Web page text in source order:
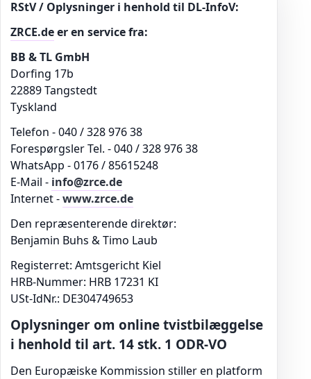
RStV / Oplysninger i henhold til DL-InfoV:
ZRCE.deer en service fra:
BB & TL GmbH
Dorfing 17b
22889 Tangstedt
Tyskland
Telefon - 040 / 328 976 38
Forespørgsler Tel. - 040 / 328 976 38
WhatsApp - 0176 / 85615248
E-Mail - info@zrce.de
Internet -www.zrce.de
Den repræsenterende direktør:
Benjamin Buhs & Timo Laub
Registerret: Amtsgericht Kiel
HRB-Nummer: HRB 17231 KI
USt-IdNr.: DE304749653
Oplysninger om online tvistbilæggelse
i henhold til art. 14 stk. 1 ODR-VO
Den Europæiske Kommission stiller en platform